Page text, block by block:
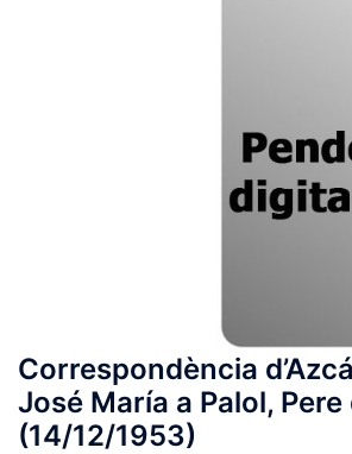
Correspondència
José María a Palol, Pere
(14/12/1953)